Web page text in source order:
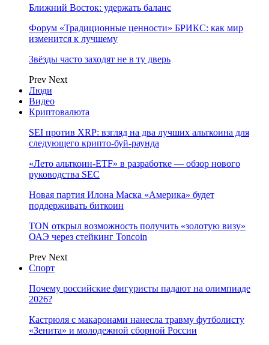
Ближний Восток: удержать баланс
Форум «Традиционные ценности» БРИКС: как мир
изменится к лучшему
Звёзды часто заходят не в ту дверь
Prev Next
Люди
Видео
Криптовалюта
SEI против XRP: взгляд на два лучших альткоина для
следующего крипто-буй-раунда
«Лето альткоин-ETF» в разработке — обзор нового
руководства SEC
Новая партия Илона Маска «Америка» будет
поддерживать биткоин
TON открыл возможность получить «золотую визу»
ОАЭ через стейкинг Toncoin
Prev Next
Спорт
Почему российские фигуристы падают на олимпиаде
2026?
Кастрюля с макаронами нанесла травму футболисту
«Зенита» и молодежной сборной России